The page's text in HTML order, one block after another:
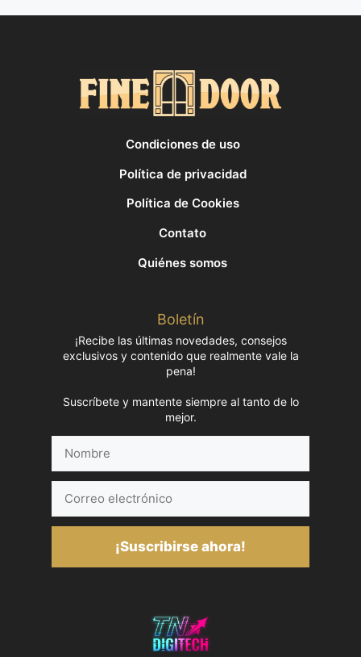
Condiciones de uso
Política de privacidad
Política de Cookies
Contato
Quiénes somos
Boletín
¡Recibe las últimas novedades, consejos
exclusivos y contenido que realmente vale la
pena!
Suscríbete y mantente siempre al tanto de lo
mejor.
electrónico
¡Suscribirse ahora!